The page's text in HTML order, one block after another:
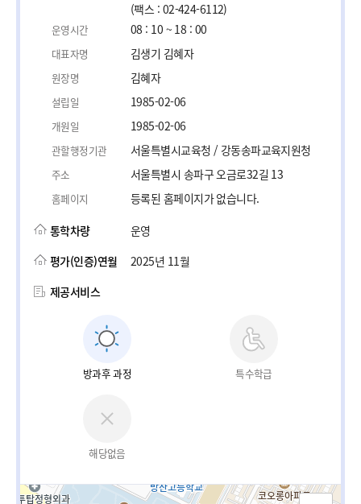
(팩스 : 02-424-6112)
운영시간 08 : 10 ~ 18 : 00
대표자명 김생기 김혜자
원장명 김혜자
설립일 1985-02-06
개원일 1985-02-06
관할행정기관 서울특별시교육청 / 강동송파교육지원청
주소 서울특별시 송파구 오금로32길 13
홈페이지
등록된 홈페이지가 없습니다.
통학차량
운영
평가(인증)연월
2025년 11월
제공서비스
방과후 과정 특수학급
해당없음